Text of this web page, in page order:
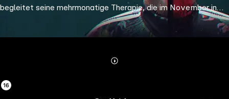
begleitet seine mehrmonatige Therapie, die im November in
einer Klinik in Hessen beginnt.
Mehr